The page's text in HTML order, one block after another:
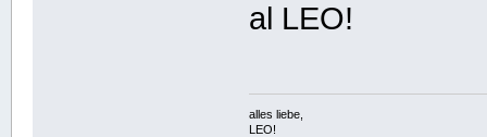
al LEO!
alles liebe,
LEO!